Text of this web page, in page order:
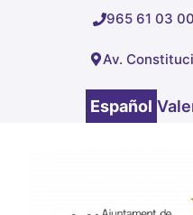
965 61 03 00
Av.
Español